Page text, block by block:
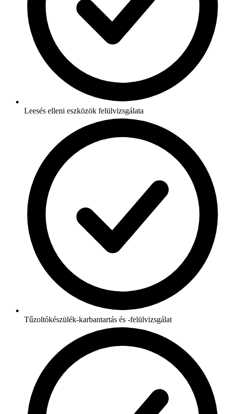
Leesés elleni eszközök felülvizsgálata
Tűzoltókészülék-karbantartás és -felülvizsgálat